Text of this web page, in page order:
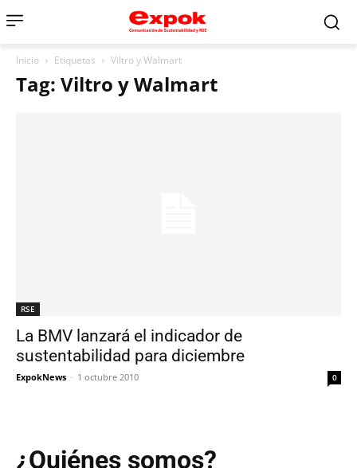
Inicio Etiquetas Viltro y Walmart
Tag: Viltro y Walmart
RSE
La BMV lanzará el indicador de
sustentabilidad para diciembre
ExpokNews - 1 octubre 2010 0
¿Quiénes somos?